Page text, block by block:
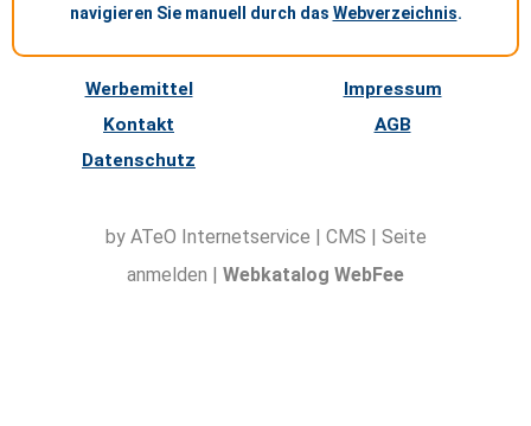
navigieren Sie manuell durch das Webverzeichnis.
Werbemittel
Impressum
Kontakt
AGB
Datenschutz
by ATeO Internetservice | CMS | Seite
anmelden | Webkatalog WebFee